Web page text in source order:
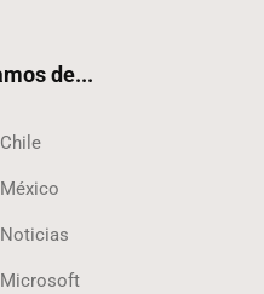
de...
Chile
México
Noticias
Microsoft